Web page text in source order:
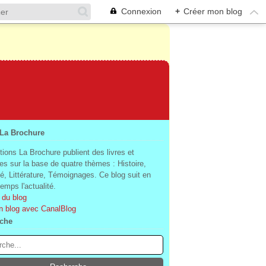
Connexion + Créer mon blog
Brochure
La Brochure publient des livres et
sur la base de quatre thèmes : Histoire,
Littérature, Témoignages. Ce blog suit en
l'actualité.
blog
blog avec CanalBlog